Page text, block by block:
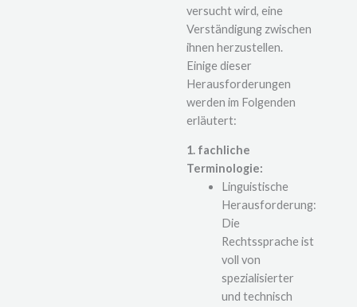
versucht wird, eine
Verständigung zwischen
ihnen herzustellen.
Einige dieser
Herausforderungen
werden im Folgenden
erläutert:
1. fachliche
Terminologie:
Linguistische
Herausforderung:
Die
Rechtssprache ist
voll von
spezialisierter
und technisch